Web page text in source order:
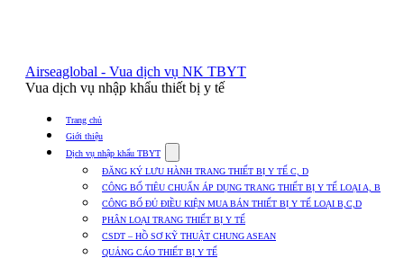
Airseaglobal - Vua dịch vụ NK TBYT
Vua dịch vụ nhập khẩu thiết bị y tế
Trang chủ
Giới thiệu
Dịch vụ nhập khẩu TBYT
submenu
for
Dịch
vụ
nhập
khẩu
TBYT
ĐĂNG KÝ LƯU HÀNH TRANG THIẾT BỊ Y TẾ C, D
CÔNG BỐ TIÊU CHUẨN ÁP DỤNG TRANG THIẾT BỊ Y TẾ LOẠI A, B
CÔNG BỐ ĐỦ ĐIỀU KIỆN MUA BÁN THIẾT BỊ Y TẾ LOẠI B,C,D
PHÂN LOẠI TRANG THIẾT BỊ Y TẾ
CSDT – HỒ SƠ KỸ THUẬT CHUNG ASEAN
QUẢNG CÁO THIẾT BỊ Y TẾ